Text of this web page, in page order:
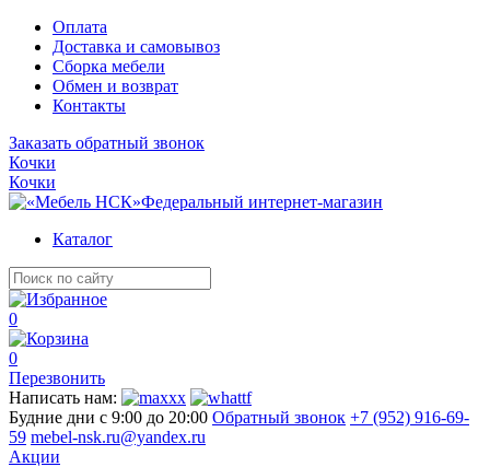
Оплата
Доставка и самовывоз
Сборка мебели
Обмен и возврат
Контакты
Заказать обратный звонок
Кочки
Кочки
Федеральный интернет-магазин
Каталог
0
0
Перезвонить
Написать нам:
Будние дни с 9:00 до 20:00 Обратный звонок +7 (952) 916-69-
59 mebel-nsk.ru@yandex.ru
Акции